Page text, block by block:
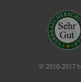
© 2010-2017